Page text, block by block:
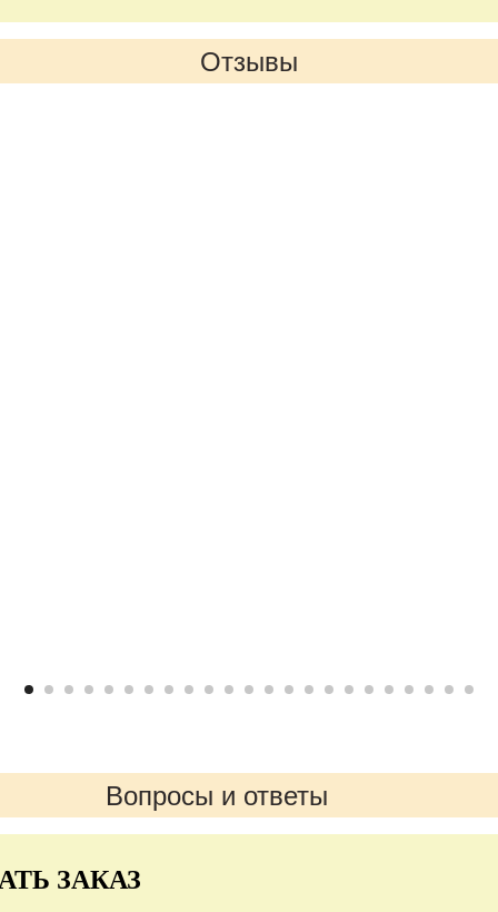
Отзывы
Вопросы и ответы
ЗАКАЗ